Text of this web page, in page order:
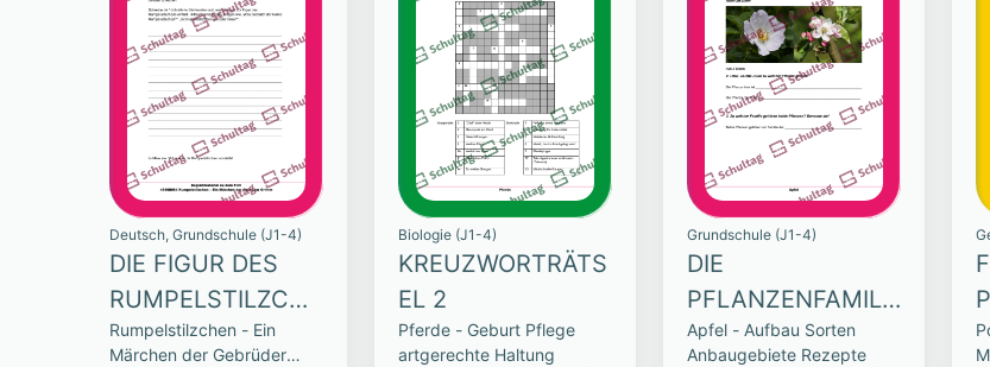
Deutsch, Grundschule (J1-4)
DIE FIGUR DES
RUMPELSTILZCHE
N
Rumpelstilzchen - Ein
Märchen der Gebrüder
Biologie (J1-4)
KREUZWORTRÄTS
EL 2
Pferde - Geburt Pflege
artgerechte Haltung
Grundschule (J1-4)
DIE
PFLANZENFAMILI
E
Apfel - Aufbau Sorten
Anbaugebiete Rezepte